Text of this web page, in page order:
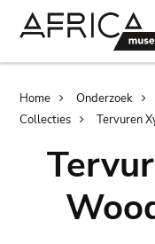
Home Onderzoek
Collecties
Tervuren